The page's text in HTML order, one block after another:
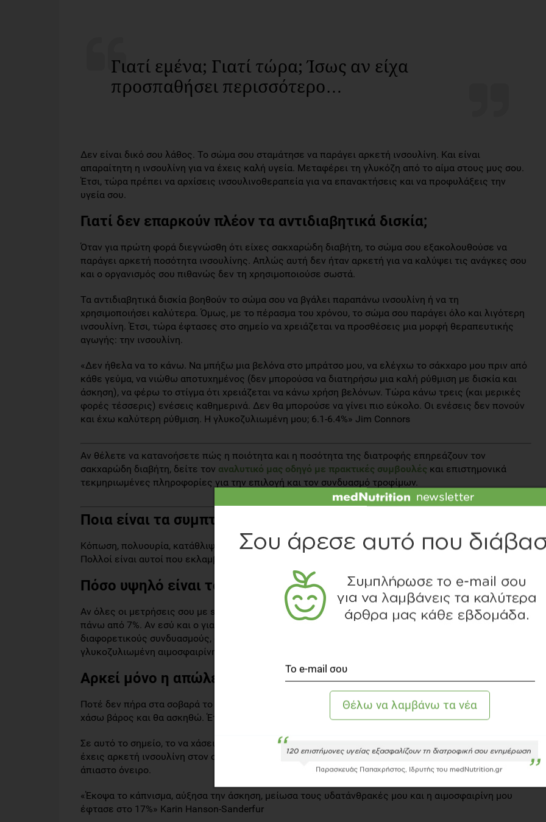
Γιατί εμένα; Γιατί τώρα; Ίσως αν είχα
προσπαθήσει περισσότερο…
Δεν είναι δικό σου λάθος. Το σώμα σου σταμάτησε να παράγει αρκετή ινσουλίνη. Και είναι
απαραίτητη η ινσουλίνη για να έχεις καλή υγεία. Μεταφέρει τη γλυκόζη από το αίμα στους μυς σου.
Έτσι, τώρα πρέπει να αρχίσεις ινσουλινοθεραπεία για να επανακτήσεις και να προφυλάξεις την
υγεία σου.
Γιατί δεν επαρκούν πλέον τα αντιδιαβητικά δισκία;
Όταν για πρώτη φορά διεγνώσθη ότι είχες σακχαρώδη διαβήτη, το σώμα σου εξακολουθούσε να
παράγει αρκετή ποσότητα ινσουλίνης. Απλώς αυτή δεν ήταν αρκετή για να καλύψει τις ανάγκες σου
και ο οργανισμός σου πιθανώς δεν τη χρησιμοποιούσε σωστά.
Τα αντιδιαβητικά δισκία βοηθούν το σώμα σου να βγάλει παραπάνω ινσουλίνη ή να τη
χρησιμοποιήσει καλύτερα. Όμως, με το πέρασμα του χρόνου, το σώμα σου παράγει όλο και λιγότερη
ινσουλίνη. Έτσι, τώρα έφτασες στο σημείο να χρειάζεται να προσθέσεις μια μορφή θεραπευτικής
αγωγής: την ινσουλίνη.
«Δεν ήθελα να το κάνω. Να μπήξω μια βελόνα στο μπράτσο μου, να ελέγχω το σάκχαρο μου πριν από
κάθε γεύμα, να νιώθω αποτυχημένος (δεν μπορούσα να διατηρήσω μια καλή ρύθμιση με δισκία και
άσκηση), να φέρω το στίγμα ότι χρειάζεται να κάνω χρήση βελόνων. Τώρα κάνω τρεις (και μερικές
φορές τέσσερις) ενέσεις καθημερινά. Δεν θα μπορούσε να γίνει πιο εύκολο. Οι ενέσεις δεν πονούν
και έχω καλύτερη ρύθμιση. Η γλυκοζυλιωμένη μου; 6.1-6.4%» Jim Connors
Αν θέλετε να κατανοήσετε πώς η ποιότητα και η ποσότητα της διατροφής επηρεάζουν τον
σακχαρώδη διαβήτη, δείτε τον αναλυτικό μας οδηγό με πρακτικές συμβουλές και επιστημονικά
τεκμηριωμένες πληροφορίες για την επιλογή και τον συνδυασμό τροφίμων.
Ποια είναι τα συμπτώματα της έλλειψης ινσουλίνης;
Κόπωση, πολυουρία, κατάθλιψη, έλλειψη ενεργητικότητας, κακοκεφιά, ανησυχία, ευερεθιστότητα.
Πολλοί είναι αυτοί που εκλαμβάνουν τα συμπτώματα αυτά ως φυσικό επόμενο της γήρανσης.
Πόσο υψηλό είναι το υψηλό σάκχαρο;
Αν όλες οι μετρήσεις σου με stick σακχάρου είναι πάνω από 130 mg/dl και η γλυκοζυλιωμένη σου
πάνω από 7%. Αν εσύ και ο γιατρός σου δοκιμάσατε όλα τα αντιδιαβητικά δισκία και σκευάσματα με
διαφορετικούς συνδυασμούς, σε διαφορετικές δόσεις και παρ’ όλα αυτά το σάκχαρα και η
γλυκοζυλιωμένη αιμοσφαιρίνη εξακολουθούν να είναι σε υψηλά επίπεδα, τότε χρειάζεσαι ινσουλίνη.
Αρκεί μόνο η απώλεια βάρους και η άσκηση;
Ποτέ δεν πήρα στα σοβαρά το πρόβλημα του διαβήτη μου στο παρελθόν, τώρα όμως θα το κάνω. Θα
χάσω βάρος και θα ασκηθώ. Έτσι, δε θα χρειαστώ ινσουλίνη.
Σε αυτό το σημείο, το να χάσεις βάρος και να ασκηθείς ίσως να μην επαρκεί. Μπορεί απλά να μην
έχεις αρκετή ινσουλίνη στον οργανισμό σου. Μην καταστρέφεις την υγεία σου κυνηγώντας ένα
άπιαστο όνειρο.
«Έκοψα το κάπνισμα, αύξησα την άσκηση, μείωσα τους υδατάνθρακές μου και η αιμοσφαιρίνη μου
έφτασε στο 17%» Karin Hanson-Sanderfur